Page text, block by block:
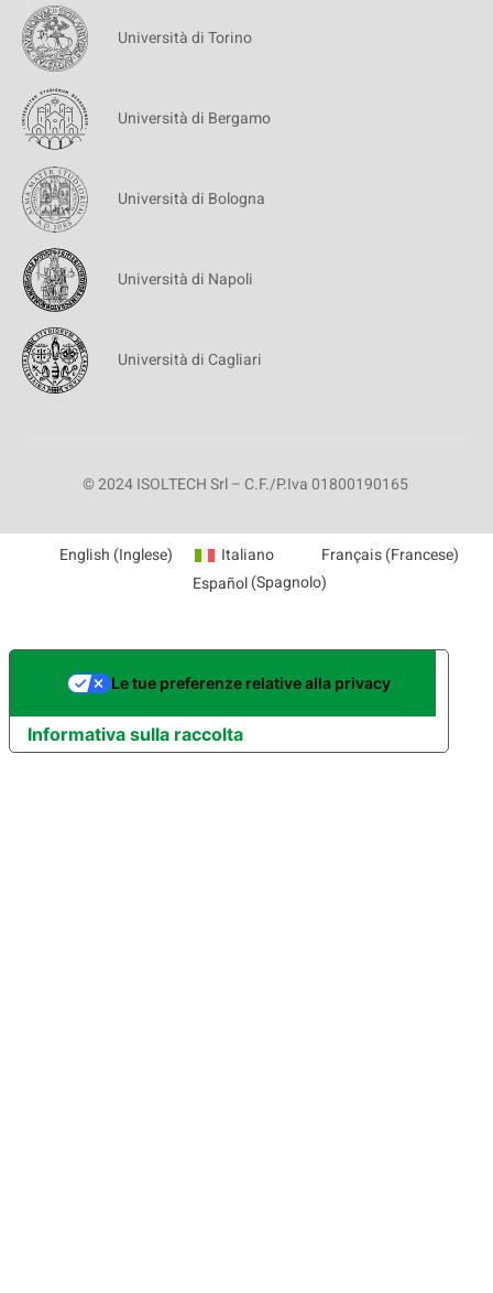
Università di Torino
Università di Bergamo
Università di Bologna
Università di Napoli
Università di Cagliari
© 2024 ISOLTECH Srl – C.F./P.Iva 01800190165
English (Inglese) Italiano Français(Francese)
Español(Spagnolo)
Informativa sulla raccolta
Le tue preferenze relative alla privacy